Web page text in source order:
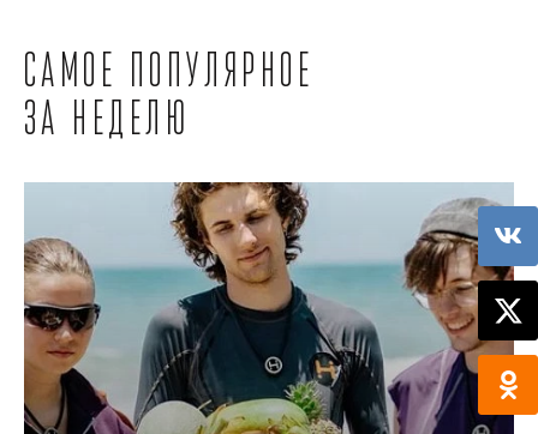
Самое популярное
за неделю